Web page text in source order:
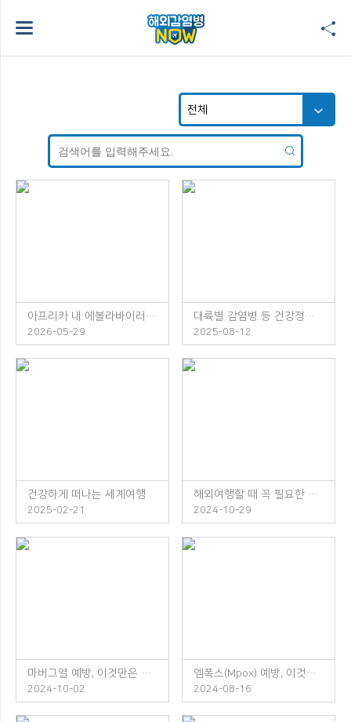
아프리카 내 에볼라바이러스병 발생 주의!
2026-05-29
대륙별 감염병 등 건강정보 소책자 발간 안내
2025-08-12
건강하게 떠나는 세계여행
2025-02-21
해외여행할 때 꼭 필요한 체크리스트
2024-10-29
마버그열 예방, 이것만은 꼭 지켜주세요!
2024-10-02
엠폭스(Mpox) 예방, 이것만은 꼭 지켜주세요!
2024-08-16